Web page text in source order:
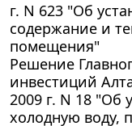
г. N 623 "Об
содержание и
помещения"
Решение
инвестиций
2009 г. N 18 "Об
холодную воду,